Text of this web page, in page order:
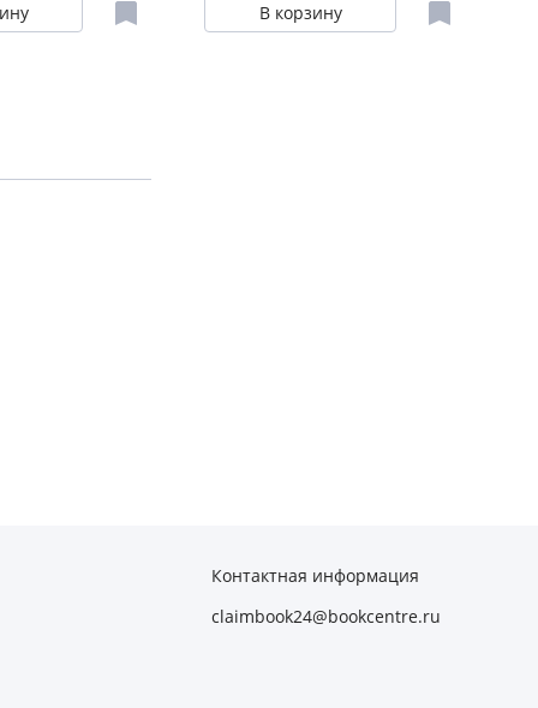
долгосрочными целями от экс-
главы Honeywell
В корзину
Контактная информация
claimbook24@bookcentre.ru